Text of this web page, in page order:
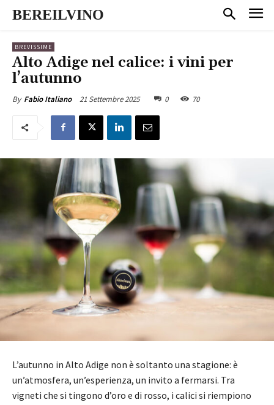
BEREILVINO
BREVISSIME
Alto Adige nel calice: i vini per
l’autunno
By Fabio Italiano 21 Settembre 2025 0 70
L’autunno in Alto Adige non è soltanto una stagione: è
un’atmosfera, un’esperienza, un invito a fermarsi. Tra
vigneti che si tingono d’oro e di rosso, i calici si riempiono